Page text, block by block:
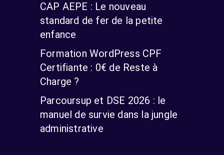
CAP AEPE : Le nouveau
standard de fer de la petite
enfance
Formation WordPress CPF
Certifiante : 0€ de Reste à
Charge ?
Parcoursup et DSE 2026 : le
manuel de survie dans la jungle
administrative